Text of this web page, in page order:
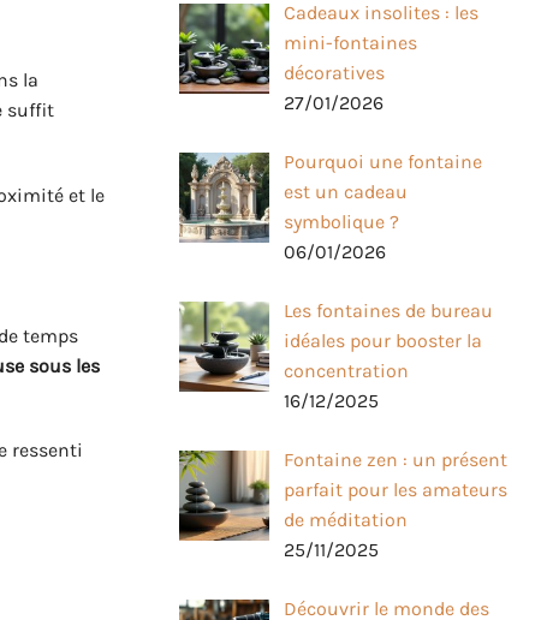
la
suffit
et le
temps
sous les
ressenti
Cadeaux insolites : les
mini-fontaines
décoratives
27/01/2026
Pourquoi une fontaine
est un cadeau
symbolique ?
06/01/2026
Les fontaines de bureau
idéales pour booster la
concentration
16/12/2025
Fontaine zen : un présent
parfait pour les amateurs
de méditation
25/11/2025
Découvrir le monde des